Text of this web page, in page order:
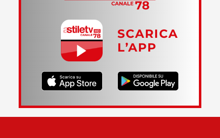
SCARICA
L’APP